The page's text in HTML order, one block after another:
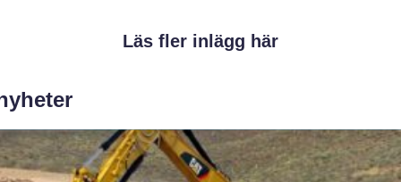
Läs fler inlägg här